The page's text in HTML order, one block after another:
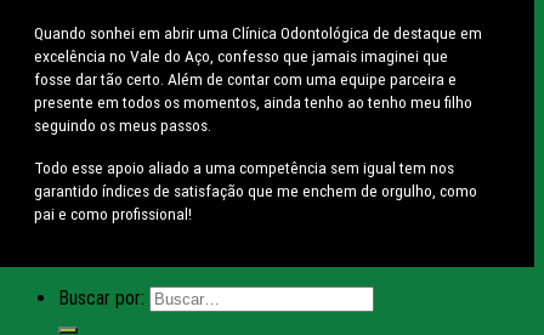
Quando sonhei em abrir uma Clínica Odontológica de destaque em
excelência no Vale do Aço, confesso que jamais imaginei que
fosse dar tão certo. Além de contar com uma equipe parceira e
presente em todos os momentos, ainda tenho ao tenho meu filho
seguindo os meus passos.
Todo esse apoio aliado a uma competência sem igual tem nos
garantido índices de satisfação que me enchem de orgulho, como
pai e como profissional!
Buscar por: